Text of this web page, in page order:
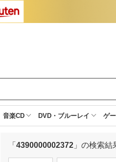
音楽CD DVD・ブルーレイ ゲ
「 4390000002372 」の検索結